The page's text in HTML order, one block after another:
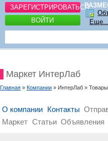
ЗАРЕГИСТРИРОВАТЬСЯ
ВОЙТИ
Еще...
Маркет ИнтерЛаб
Главная » Компании » ИнтерЛаб »
О компании Контакты
Маркет Статьи Объявления